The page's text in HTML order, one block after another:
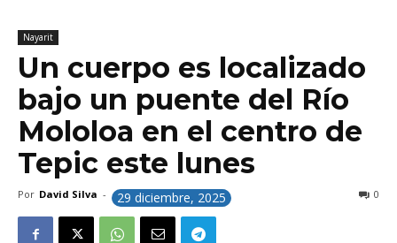
Nayarit
Un cuerpo es localizado
bajo un puente del Río
Mololoa en el centro de
Tepic este lunes
Por David Silva - 29 diciembre, 2025 0